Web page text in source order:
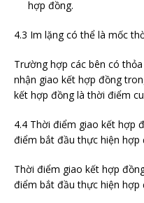
hợp đồng.
4.3 Im lặng có thể là mốc
Trường hợp các bên có
nhận giao kết hợp đồng
kết hợp đồng là thời điểm
4.4 Thời điểm giao kết hợp
điểm bắt đầu thực hiện hợp
Thời điểm giao kết hợp
điểm bắt đầu thực hiện hợp